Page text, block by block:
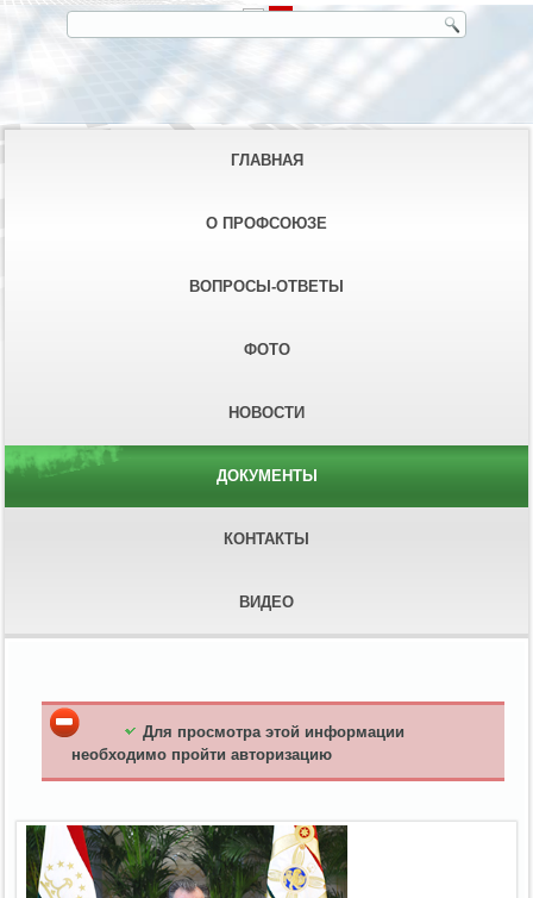
ГЛАВНАЯ
О ПРОФСОЮЗЕ
ВОПРОСЫ-ОТВЕТЫ
ФОТО
НОВОСТИ
ДОКУМЕНТЫ
КОНТАКТЫ
ВИДЕО
Для просмотра этой информации
необходимо пройти авторизацию